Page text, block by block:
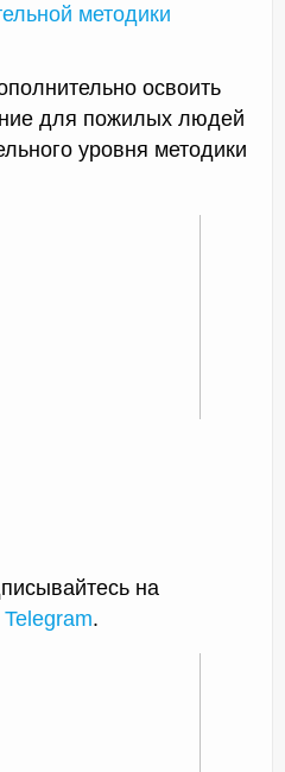
методики
освоить
для пожилых людей
уровня методики
на
Telegram.